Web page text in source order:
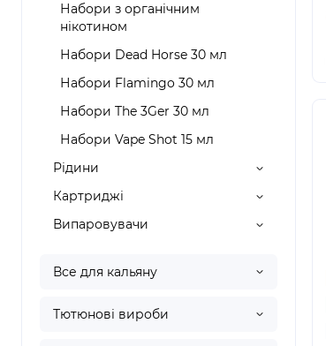
Набори з органічним
нікотином
Набори Dead Horse 30 мл
Набори Flamingo 30 мл
Набори The 3Ger 30 мл
Набори Vape Shot 15 мл
Рідини
Картриджі
Випаровувачи
Все для кальяну
Тютюнові вироби